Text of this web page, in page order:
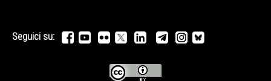
Seguici su: